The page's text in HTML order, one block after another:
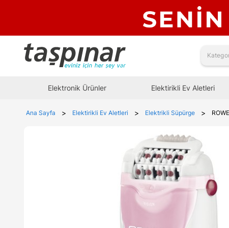
Elektronik Ürünler Elektirikli Ev Aletleri
Ana Sayfa > Elektirikli Ev Aletleri > Elektrikli Süpürge >